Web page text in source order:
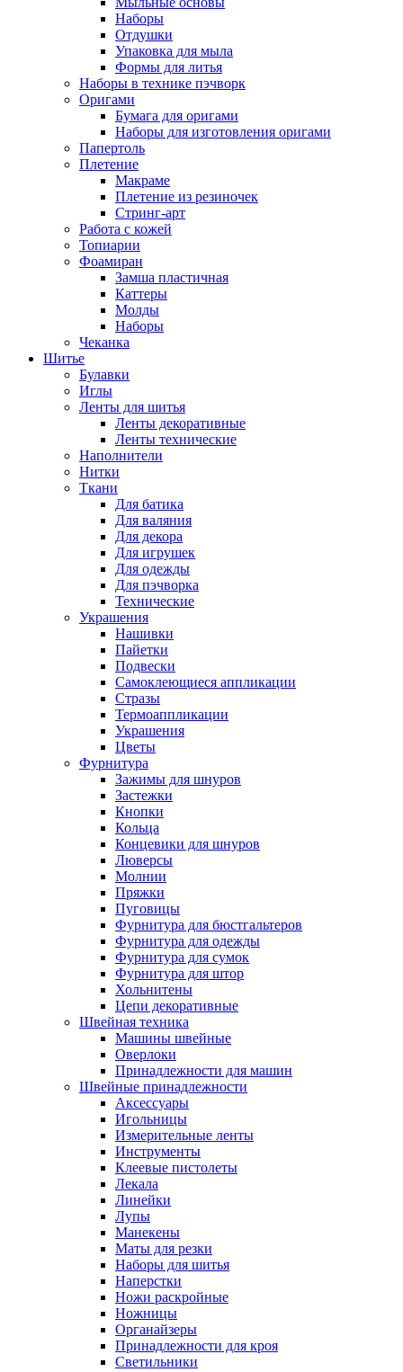
Наборы
Отдушки
Упаковка для мыла
Формы для литья
Наборы в технике пэчворк
Оригами
Бумага для оригами
Наборы для изготовления оригами
Папертоль
Плетение
Макраме
Плетение из резиночек
Стринг-арт
Работа с кожей
Топиарии
Фоамиран
Замша пластичная
Каттеры
Молды
Наборы
Чеканка
Шитье
Булавки
Иглы
Ленты для шитья
Ленты декоративные
Ленты технические
Наполнители
Нитки
Ткани
Для батика
Для валяния
Для декора
Для игрушек
Для одежды
Для пэчворка
Технические
Украшения
Нашивки
Пайетки
Подвески
Самоклеющиеся аппликации
Стразы
Термоаппликации
Украшения
Цветы
Фурнитура
Зажимы для шнуров
Застежки
Кнопки
Кольца
Концевики для шнуров
Люверсы
Молнии
Пряжки
Пуговицы
Фурнитура для бюстгальтеров
Фурнитура для одежды
Фурнитура для сумок
Фурнитура для штор
Хольнитены
Цепи декоративные
Швейная техника
Машины швейные
Оверлоки
Принадлежности для машин
Швейные принадлежности
Аксессуары
Игольницы
Измерительные ленты
Инструменты
Клеевые пистолеты
Лекала
Линейки
Лупы
Манекены
Маты для резки
Наборы для шитья
Наперстки
Ножи раскройные
Ножницы
Органайзеры
Принадлежности для кроя
Светильники